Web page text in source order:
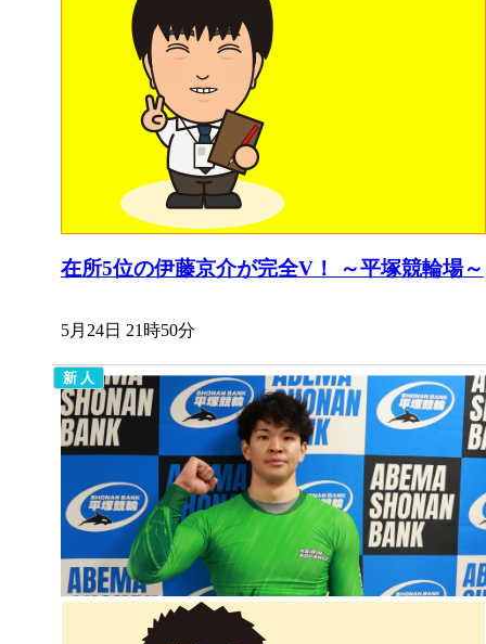
在所5位の伊藤京介が完全V！ ～平塚競輪場～
5月24日 21時50分